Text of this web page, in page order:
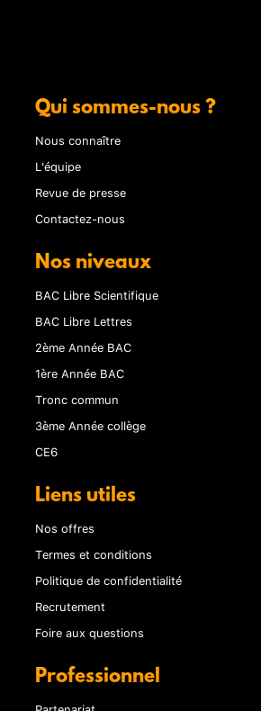
Qui sommes-nous ?
Nous connaître
L'équipe
Revue de presse
Contactez-nous
Nos niveaux
BAC Libre Scientifique
BAC Libre Lettres
2ème Année BAC
1ère Année BAC
Tronc commun
3ème Année collège
CE6
Liens utiles
Nos offres
Termes et conditions
Politique de confidentialité
Recrutement
Foire aux questions
Professionnel